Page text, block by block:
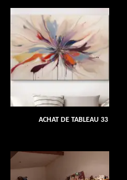
ACHAT DE TABLEAU 33